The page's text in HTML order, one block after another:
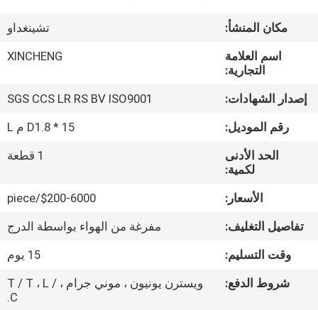
عرض
الواقع
الافتراضي
معلومات
في
المعمل
مراقبة
مكان المنشأ:
تشينغداو
اسم العلامة
التجارية:
XINCHENG
إصدار الشهادات:
SGS CCS LR RS BV ISO9001
رقم الموديل:
D1.8 * 15 م L
الحد الأدنى
لكمية:
1 قطعة
الأسعار:
$200-6000/piece
تفاصيل التغليف:
مفرغة من الهواء بواسطة الدرج
وقت التسليم:
15 يوم
شروط الدفع:
ويسترن يونيون ، موني جرام ، T / T ، L /
C.